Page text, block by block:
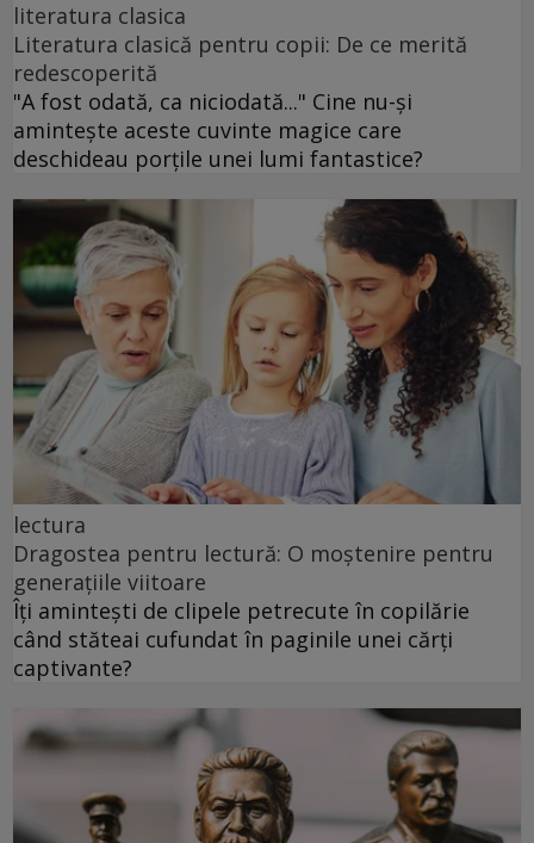
literatura clasica
Literatura clasică pentru copii: De ce merită
redescoperită
"A fost odată, ca niciodată..." Cine nu-și
amintește aceste cuvinte magice care
deschideau porțile unei lumi fantastice?
lectura
Dragostea pentru lectură: O moștenire pentru
generațiile viitoare
Îți amintești de clipele petrecute în copilărie
când stăteai cufundat în paginile unei cărți
captivante?